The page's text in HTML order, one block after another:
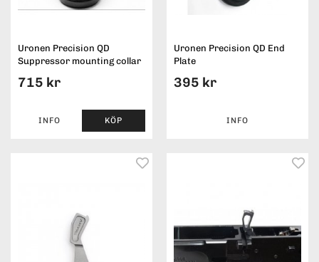
Uronen Precision QD
Suppressor mounting collar
715 kr
INFO KÖP
Uronen Precision QD End
Plate
395 kr
INFO